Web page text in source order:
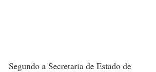
Segundo a Secretaria de Estado de